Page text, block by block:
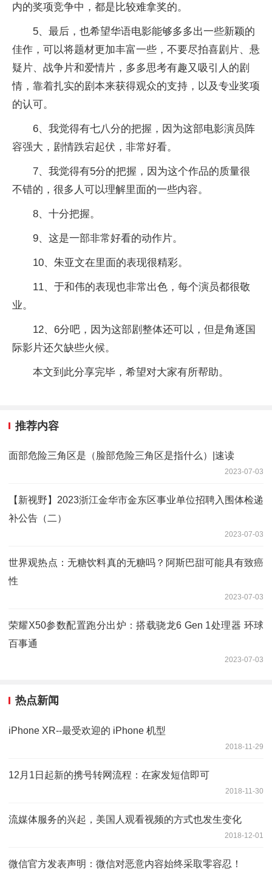
内的奖项竞争中，都是比较难拿奖的。
5、最后，也希望华语电影能够多多出一些新颖的
佳作，可以将题材更加丰富一些，不要尽拍喜剧片、悬
疑片、战争片和爱情片，多多思考有趣又吸引人的剧
情，靠着扎实的剧本来获得观众的支持，以及专业奖项
的认可。
6、我觉得有七八分的把握，因为这部电影演员阵
容强大，剧情跌宕起伏，非常好看。
7、我觉得有5分的把握，因为这个作品的质量很
不错的，很多人可以理解里面的一些内容。
8、十分把握。
9、这是一部非常好看的动作片。
10、朱亚文在里面的表现很精彩。
11、于和伟的表现也非常出色，每个演员都很敬
业。
12、6分吧，因为这部剧整体还可以，但是角逐国
际影片还欠缺些火候。
本文到此分享完毕，希望对大家有所帮助。
推荐内容
面部危险三角区是（脸部危险三角区是指什么）|速读
2023-07-03
【新视野】2023浙江金华市金东区事业单位招聘入围体检递
补公告（二）
2023-07-03
世界观热点：无糖饮料真的无糖吗？阿斯巴甜可能具有致癌
性
2023-07-03
荣耀X50参数配置跑分出炉：搭载骁龙6 Gen 1处理器 环球
百事通
2023-07-03
热点新闻
iPhone XR--最受欢迎的 iPhone 机型
2018-11-29
12月1日起新的携号转网流程：在家发短信即可
2018-11-30
流媒体服务的兴起，美国人观看视频的方式也发生变化
2018-12-01
微信官方发表声明：微信对恶意内容始终采取零容忍！